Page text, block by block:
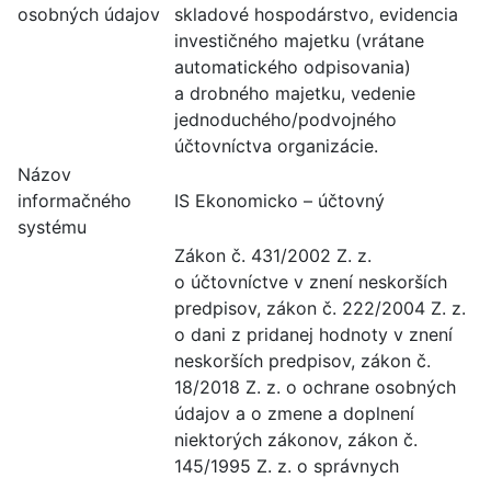
osobných údajov
skladové hospodárstvo, evidencia
investičného majetku (vrátane
automatického odpisovania)
a drobného majetku, vedenie
jednoduchého/pod­vojného
účtovníctva organizácie.
Názov
informačného
systému
IS Ekonomicko – účtovný
Zákon č. 431/2002 Z. z.
o účtovníctve v znení neskorších
predpisov, zákon č. 222/2004 Z. z.
o dani z pridanej hodnoty v znení
neskorších predpisov, zákon č.
18/2018 Z. z. o ochrane osobných
údajov a o zmene a doplnení
niektorých zákonov, zákon č.
145/1995 Z. z. o správnych